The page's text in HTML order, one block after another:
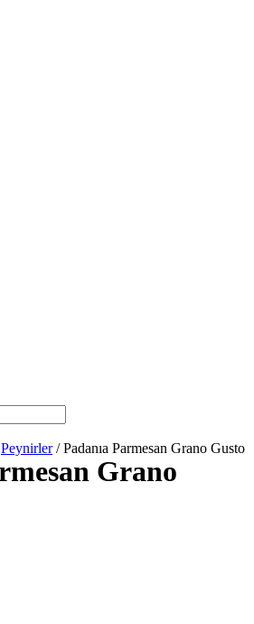
Peynirler/ Padanıa Parmesan Grano Gusto
Grano